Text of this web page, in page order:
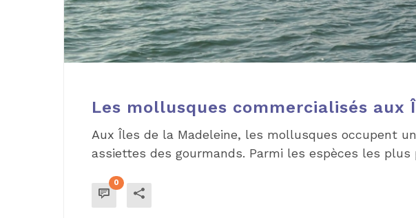
Les mollusques commercialisés aux
Aux Îles de la Madeleine, les mollusques occupent
assiettes des gourmands. Parmi les espèces les plus
0